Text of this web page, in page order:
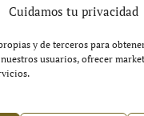
Cuidamos tu privacidad
y de terceros para
usuarios, ofrecer